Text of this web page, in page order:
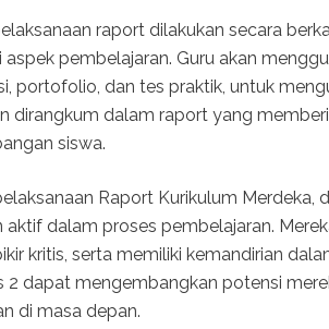
raport dilakukan secara
aspek pembelajaran. Guru akan
portofolio, dan tes praktik, untuk
dirangkum dalam raport yang
siswa.
Raport Kurikulum Merdeka,
aktif dalam proses pembelajaran.
kritis, serta memiliki kemandirian
2 dapat mengembangkan potensi
di masa depan.